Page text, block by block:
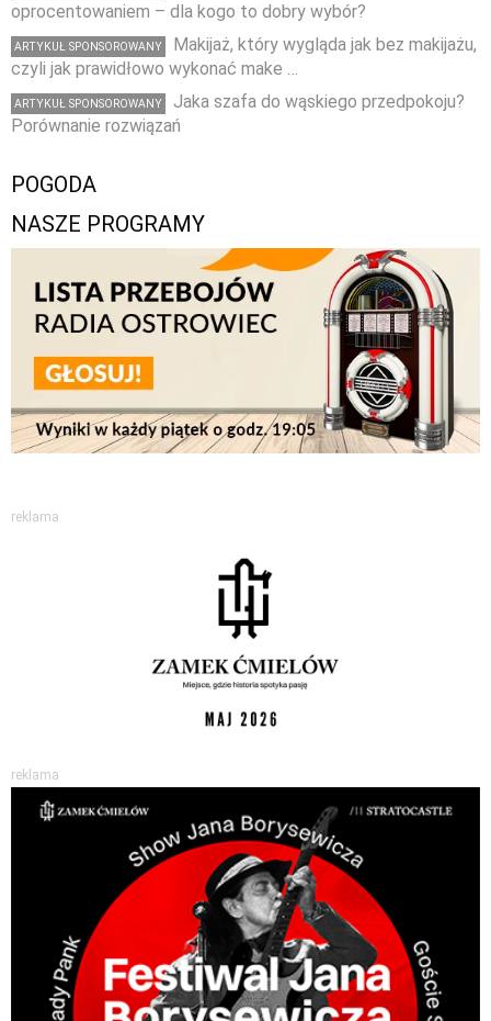
oprocentowaniem – dla kogo to dobry wybór?
ARTYKUŁ SPONSOROWANY
Makijaż, który wygląda jak bez makijażu,
czyli jak prawidłowo wykonać make …
ARTYKUŁ SPONSOROWANY
Jaka szafa do wąskiego przedpokoju?
Porównanie rozwiązań
POGODA
NASZE PROGRAMY
reklama
reklama